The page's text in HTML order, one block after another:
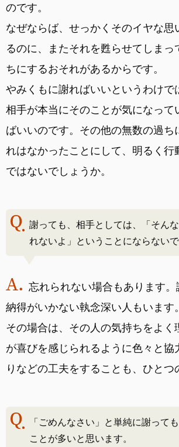
のです。
なぜならば、せっかくそのイヤな思
るのに、またそれを甦らせてしまっ
ちにするおそれがあるからです。
やみくもに謝ればいいというわけで
相手が本当にそのことが気になって
ばいいのです。その他の無数の過ち
れはなかったことにして、明るく行
ではないでしょうか。
謝っても、相手としては、「そん
れないよ」ということにならないで
忘れられない場合もあります
納得がいかない執念深い人もいます。
その場合は、その人の気持ちをよく
が喜びを感じられるように色々と協
りなどの工夫をすることも、ひとつ
「ごめんなさい」と単純に謝って
ことが多いと思います。